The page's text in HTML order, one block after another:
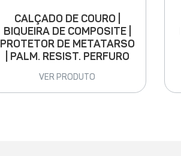
CALÇADO DE COURO |
BIQUEIRA DE COMPOSITE |
PROTETOR DE METATARSO
| PALM. RESIST. PERFURO
VER PRODUTO